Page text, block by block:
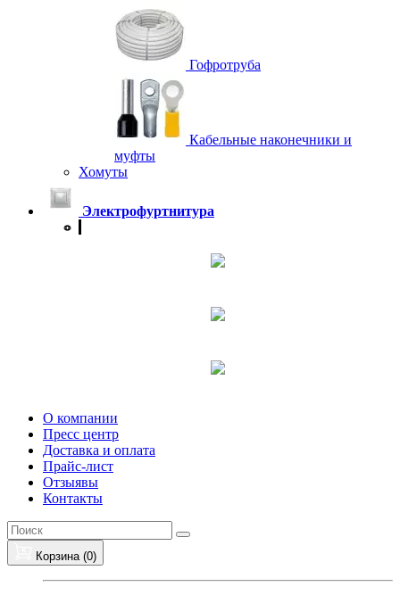
Гофротруба
Кабельные наконечники и
муфты
Хомуты
Электрофуртнитура
О компании
Пресс центр
Доставка и оплата
Прайс-лист
Отзыявы
Контакты
Корзина (0)